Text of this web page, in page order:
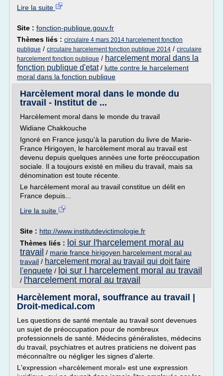
Lire la suite
Site : fonction-publique.gouv.fr
Thèmes liés : circulaire 4 mars 2014 harcelement fonction
publique / circulaire harcelement fonction publique 2014 / circulaire
harcelement fonction publique / harcelement moral dans la
fonction publique d'etat/ lutte contre le harcelement
moral dans la fonction publique
Harcèlement moral dans le monde du
travail - Institut de ...
Harcèlement moral dans le monde du travail
Widiane Chakkouche
Ignoré en France jusqu'à la parution du livre de Marie-
France Hirigoyen, le harcèlement moral au travail est
devenu depuis quelques années une forte préoccupation
sociale. Il a toujours existé en milieu du travail, mais sa
dénomination est toute récente.
Le harcèlement moral au travail constitue un délit en
France depuis...
Lire la suite
Site : http://www.institutdevictimologie.fr
Thèmes liés : loi sur l'harcelement moral au
travail / marie france hirigoyen harcelement moral au
travail / harcelement moral au travail qui doit faire
l'enquete / loi sur l harcelement moral au travail
/ l'harcelement moral au travail
Harcèlement moral, souffrance au travail |
Droit-medical.com
Les questions de santé mentale au travail sont devenues
un sujet de préoccupation pour de nombreux
professionnels de santé. Médecins généralistes, médecins
du travail, psychiatres et autres praticiens ne doivent pas
méconnaître ou négliger les signes d'alerte.
L'expression «harcèlement moral» est une expression